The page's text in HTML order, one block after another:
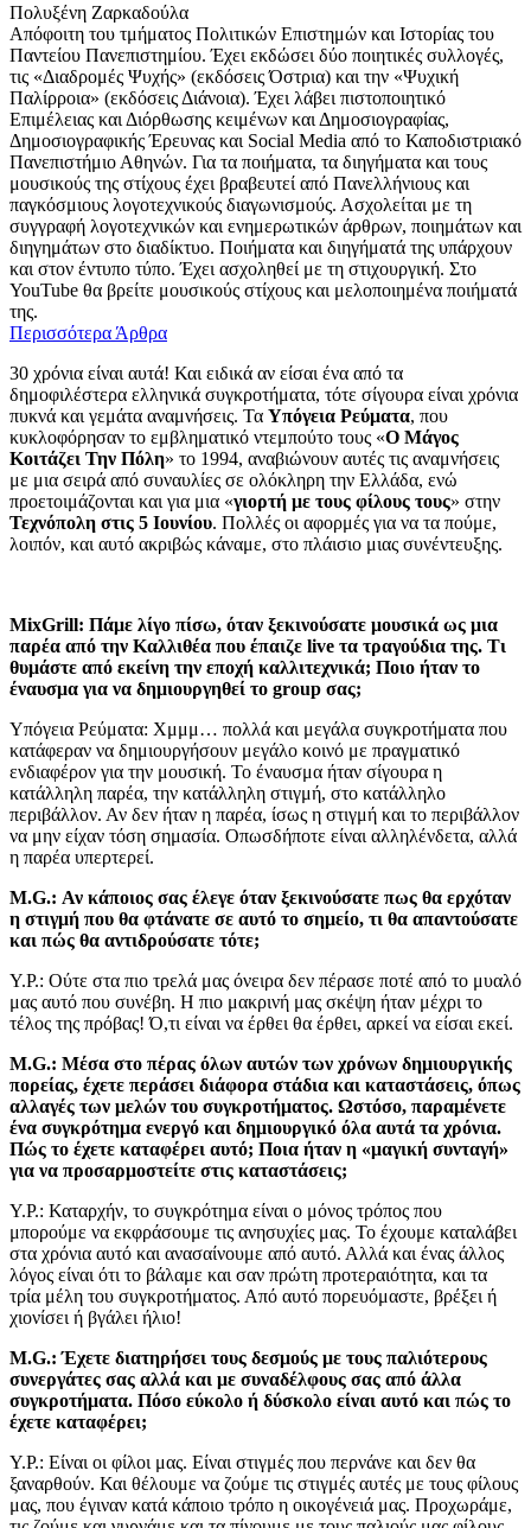
Πολυξένη Ζαρκαδούλα
Απόφοιτη του τμήματος Πολιτικών Επιστημών και Ιστορίας του
Παντείου Πανεπιστημίου. Έχει εκδώσει δύο ποιητικές συλλογές,
τις «Διαδρομές Ψυχής» (εκδόσεις Όστρια) και την «Ψυχική
Παλίρροια» (εκδόσεις Διάνοια). Έχει λάβει πιστοποιητικό
Επιμέλειας και Διόρθωσης κειμένων και Δημοσιογραφίας,
Δημοσιογραφικής Έρευνας και Social Media από το Καποδιστριακό
Πανεπιστήμιο Αθηνών. Για τα ποιήματα, τα διηγήματα και τους
μουσικούς της στίχους έχει βραβευτεί από Πανελλήνιους και
παγκόσμιους λογοτεχνικούς διαγωνισμούς. Ασχολείται με τη
συγγραφή λογοτεχνικών και ενημερωτικών άρθρων, ποιημάτων και
διηγημάτων στο διαδίκτυο. Ποιήματα και διηγήματά της υπάρχουν
και στον έντυπο τύπο. Έχει ασχοληθεί με τη στιχουργική. Στο
YouTube θα βρείτε μουσικούς στίχους και μελοποιημένα ποιήματά
της.
Περισσότερα Άρθρα
30 χρόνια είναι αυτά! Και ειδικά αν είσαι ένα από τα
δημοφιλέστερα ελληνικά συγκροτήματα, τότε σίγουρα είναι χρόνια
πυκνά και γεμάτα αναμνήσεις. Τα Υπόγεια Ρεύματα, που
κυκλοφόρησαν το εμβληματικό ντεμπούτο τους «Ο Μάγος
Κοιτάζει Την Πόλη» το 1994, αναβιώνουν αυτές τις αναμνήσεις
με μια σειρά από συναυλίες σε ολόκληρη την Ελλάδα, ενώ
προετοιμάζονται και για μια «γιορτή με τους φίλους τους» στην
Τεχνόπολη στις 5 Ιουνίου. Πολλές οι αφορμές για να τα πούμε,
λοιπόν, και αυτό ακριβώς κάναμε, στο πλάισιο μιας συνέντευξης.
MixGrill: Πάμε λίγο πίσω, όταν ξεκινούσατε μουσικά ως μια
παρέα από την Καλλιθέα που έπαιζε live τα τραγούδια της. Τι
θυμάστε από εκείνη την εποχή καλλιτεχνικά; Ποιο ήταν το
έναυσμα για να δημιουργηθεί το group σας;
Υπόγεια Ρεύματα: Xμμμ… πολλά και μεγάλα συγκροτήματα που
κατάφεραν να δημιουργήσουν μεγάλο κοινό με πραγματικό
ενδιαφέρον για την μουσική. Το έναυσμα ήταν σίγουρα η
κατάλληλη παρέα, την κατάλληλη στιγμή, στο κατάλληλο
περιβάλλον. Αν δεν ήταν η παρέα, ίσως η στιγμή και το περιβάλλον
να μην είχαν τόση σημασία. Οπωσδήποτε είναι αλληλένδετα, αλλά
η παρέα υπερτερεί.
M.G.: Αν κάποιος σας έλεγε όταν ξεκινούσατε πως θα ερχόταν
η στιγμή που θα φτάνατε σε αυτό το σημείο, τι θα απαντούσατε
και πώς θα αντιδρούσατε τότε;
Υ.Ρ.: Ούτε στα πιo τρελά μας όνειρα δεν πέρασε ποτέ από το μυαλό
μας αυτό που συνέβη. Η πιο μακρινή μας σκέψη ήταν μέχρι το
τέλος της πρόβας! Ό,τι είναι να έρθει θα έρθει, αρκεί να είσαι εκεί.
M.G.: Μέσα στο πέρας όλων αυτών των χρόνων δημιουργικής
πορείας, έχετε περάσει διάφορα στάδια και καταστάσεις, όπως
αλλαγές των μελών του συγκροτήματος. Ωστόσο, παραμένετε
ένα συγκρότημα ενεργό και δημιουργικό όλα αυτά τα χρόνια.
Πώς το έχετε καταφέρει αυτό; Ποια ήταν η «μαγική συνταγή»
για να προσαρμοστείτε στις καταστάσεις;
Y.Ρ.: Καταρχήν, το συγκρότημα είναι ο μόνος τρόπος που
μπορούμε να εκφράσουμε τις ανησυχίες μας. Το έχουμε καταλάβει
στα χρόνια αυτό και ανασαίνουμε από αυτό. Αλλά και ένας άλλος
λόγος είναι ότι το βάλαμε και σαν πρώτη προτεραιότητα, και τα
τρία μέλη του συγκροτήματος. Από αυτό πορευόμαστε, βρέξει ή
χιονίσει ή βγάλει ήλιο!
M.G.: Έχετε διατηρήσει τους δεσμούς με τους παλιότερους
συνεργάτες σας αλλά και με συναδέλφους σας από άλλα
συγκροτήματα. Πόσο εύκολο ή δύσκολο είναι αυτό και πώς το
έχετε καταφέρει;
Y.Ρ.: Είναι οι φίλοι μας. Είναι στιγμές που περνάνε και δεν θα
ξαναρθούν. Και θέλουμε να ζούμε τις στιγμές αυτές με τους φίλους
μας, που έγιναν κατά κάποιο τρόπο η οικογένειά μας. Προχωράμε,